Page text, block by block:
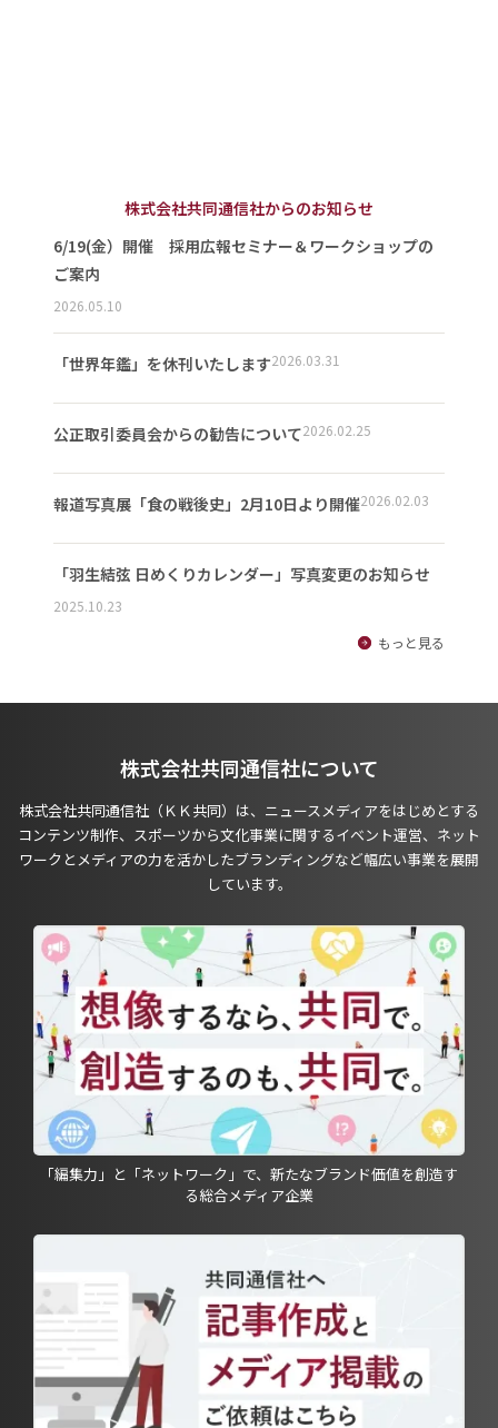
株式会社共同通信社からのお知らせ
6/19(金）開催 採用広報セミナー＆ワークショップの
ご案内
2026.05.10
「世界年鑑」を休刊いたします2026.03.31
公正取引委員会からの勧告について2026.02.25
報道写真展「食の戦後史」2月10日より開催2026.02.03
「羽生結弦 日めくりカレンダー」写真変更のお知らせ
2025.10.23
もっと見る
株式会社共同通信社について
株式会社共同通信社（ＫＫ共同）は、ニュースメディアをはじめとする
コンテンツ制作、スポーツから文化事業に関するイベント運営、ネット
ワークとメディアの力を活かしたブランディングなど幅広い事業を展開
しています。
「編集力」と「ネットワーク」で、新たなブランド価値を創造す
る総合メディア企業